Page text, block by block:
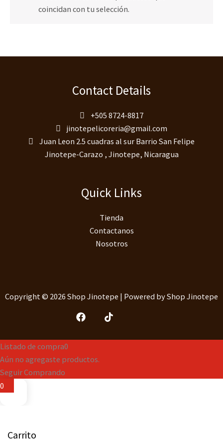
coincidan con tu selección.
Contact Details
+505 8724-8817
jinotepelicoreria@gmail.com
Juan Leon 2.5 cuadras al sur Barrio San Felipe
Jinotepe-Carazo , Jinotepe, Nicaragua
Quick Links
Tienda
Contactanos
Nosotros
Copyright © 2026 Shop Jinotepe | Powered by Shop Jinotepe
Listado de compra0
Aún no agregaste productos.
Seguir Comprando
0
Carrito